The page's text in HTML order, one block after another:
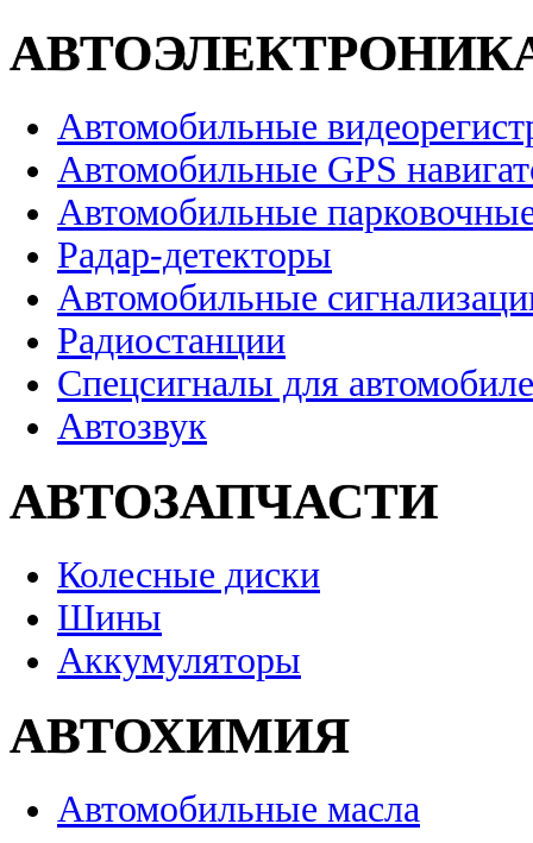
Автомобильные
Автомобильные GPS
Автомобильные
Радар-детекторы
Автомобильные
Радиостанции
Спецсигналы для
Автозвук
АВТОЗАПЧАСТИ
Колесные диски
Шины
Аккумуляторы
АВТОХИМИЯ
Автомобильные масла